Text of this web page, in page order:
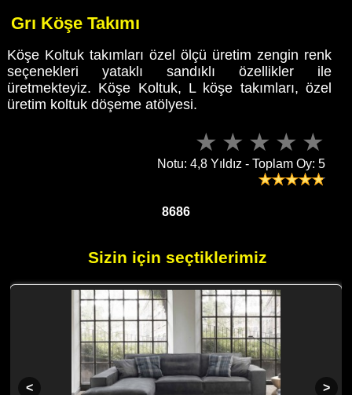
Grı Köşe Takımı
Köşe Koltuk takımları özel ölçü üretim zengin renk
seçenekleri yataklı sandıklı özellikler ile
üretmekteyiz. Köşe Koltuk, L köşe takımları, özel
üretim koltuk döşeme atölyesi.
Notu: 4,8 Yıldız - Toplam Oy: 5
8686
Sizin için seçtiklerimiz